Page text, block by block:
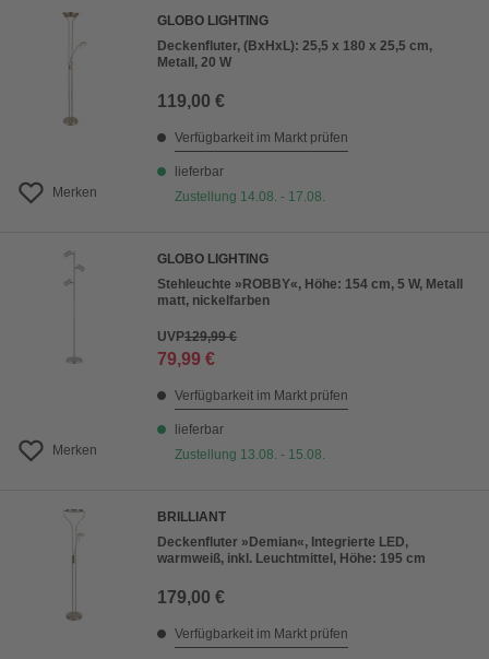
Merken
GLOBO LIGHTING
Deckenfluter, (BxHxL): 25,5 x 180 x 25,5 cm,
Metall, 20 W
119,00 €
Verfügbarkeit im Markt prüfen
lieferbar
Zustellung 14.08. - 17.08.
Merken
GLOBO LIGHTING
Stehleuchte »ROBBY«, Höhe: 154 cm, 5 W, Metall
matt, nickelfarben
UVP129,99 €
79,99 €
Verfügbarkeit im Markt prüfen
lieferbar
Zustellung 13.08. - 15.08.
BRILLIANT
Deckenfluter »Demian«, Integrierte LED,
warmweiß, inkl. Leuchtmittel, Höhe: 195 cm
179,00 €
Verfügbarkeit im Markt prüfen